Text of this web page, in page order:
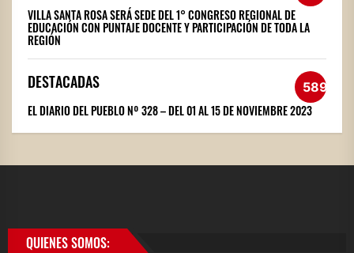
VILLA SANTA ROSA SERÁ SEDE DEL 1° CONGRESO REGIONAL DE
EDUCACIÓN CON PUNTAJE DOCENTE Y PARTICIPACIÓN DE TODA LA
REGIÓN
DESTACADAS 589
EL DIARIO DEL PUEBLO Nº 328 – DEL 01 AL 15 DE NOVIEMBRE 2023
QUIENES SOMOS: